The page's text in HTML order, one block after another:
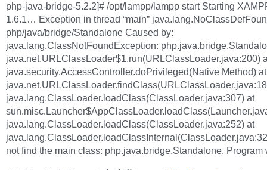
php-java-bridge-5.2.2]# /opt/lampp/lampp start Starting
1.6.1… Exception in thread “main”
php/java/bridge/Standalone Caused by:
java.lang.ClassNotFoundException:
java.net.URLClassLoader$1.run(URLClassLoader.java:200)
java.security.AccessController.doPrivileged(Native Method) at
java.lang.ClassLoader.loadClass(ClassLoader.java:307) at
java.lang.ClassLoader.loadClass(ClassLoader.java:252) at
not find the main class: php.java.bridge.Standalone. Program